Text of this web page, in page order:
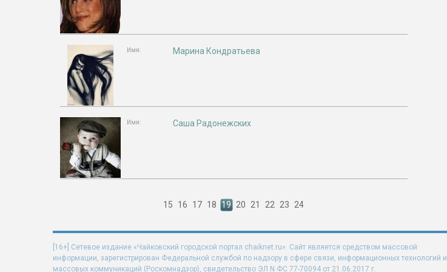
Имя: Марина Кондратьева
Имя: Саша Радонежских
15 16 17 18 19 20 21 22 23 24
[16+] Сетевое издание «Чайковский городской портал chaiknet.ru». Сайт является средством массовой
информации, зарегистрирован Федеральной службой по надзору в сфере связи, информационных технологий и
массовых коммуникаций (Роскомнадзор), свидетельство ЭЛ N ФС 77-70094 от 21.06.2017 г.